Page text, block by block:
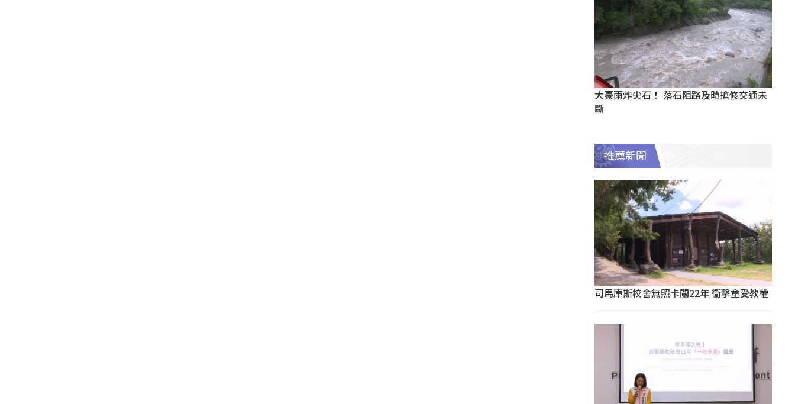
大豪雨炸尖石！ 落石阻路及時搶修交通未
斷
推薦新聞
司馬庫斯校舍無照卡關22年 衝擊童受教權